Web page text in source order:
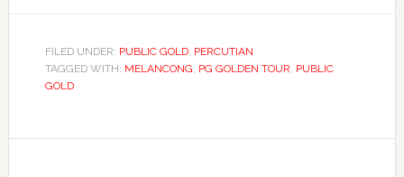
trip
PG
Day
FILED UNDER: PUBLIC GOLD, PERCUTIAN
TAGGED WITH: MELANCONG, PG GOLDEN TOUR, PUBLIC
GOLD